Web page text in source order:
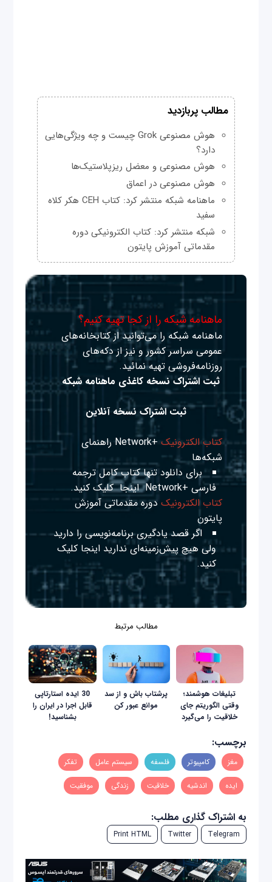
مطالب پربازدید
هوش مصنوعی Grok چیست و چه ویژگی‌هایی
دارد؟
هوش مصنوعی و معضل ریزپلاستیک‌ها
هوش مصنوعی در اعماق
ماهنامه شبکه منتشر کرد: کتاب CEH هکر کلاه
سفید
شبکه منتشر کرد: کتاب الکترونیکی دوره
مقدماتی آموزش پایتون
ماهنامه شبکه را از کجا تهیه کنیم؟
ماهنامه شبکه را می‌توانید از کتابخانه‌های
عمومی سراسر کشور و نیز از دکه‌های
روزنامه‌فروشی تهیه نمائید.
ثبت اشتراک نسخه کاغذی ماهنامه شبکه
ثبت اشتراک نسخه آنلاین
کتاب الکترونیک
+Network راهنمای
شبکه‌ها
برای دانلود تنها کتاب کامل ترجمه
فارسی +Network
اینجا کلیک کنید.
کتاب الکترونیک دوره مقدماتی آموزش
پایتون
اگر قصد یادگیری برنامه‌نویسی را دارید
ولی هیچ پیش‌زمینه‌ای نداریداینجا کلیک
کنید.
مطالب مرتبط
تبلیغات هوشمند؛
وقتی الگوریتم جای
خلاقیت را می‌گیرد
پرشتاب باش و از سد
موانع عبور کن
30 ایده استارتاپی
قابل اجرا در ایران را
بشناسید!
برچسب:
مغز کامپیوتر فلسفه سیستم عامل تفکر
ایده اندشیه خلاقیت زندگی موفقیت
به اشتراک گذاری مطلب:
Telegram
Twitter
Print HTML